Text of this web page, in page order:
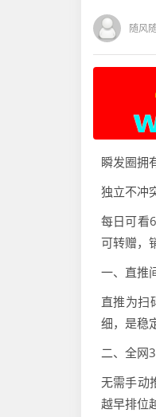
随风
瞬发圈拥
独立不冲
每日可看
可转赠，
一、直推
直推为扫
细，是稳
二、全网
无需手动
越早排位